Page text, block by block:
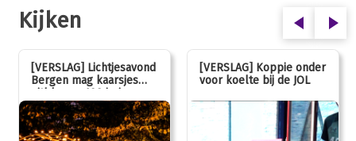
Kijken
[VERSLAG] Lichtjesavond
Bergen mag kaarsjes
uitblazen: 100 jarig
jubileum!
[VERSLAG] Koppie onder
voor koelte bij de JOL